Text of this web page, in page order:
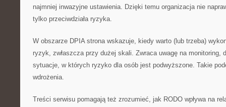
najmniej inwazyjne ustawienia. Dzięki temu organizacja nie
tylko przeciwdziała ryzyka.
W obszarze DPIA strona wskazuje, kiedy warto (lub trzeba)
ryzyk, zwłaszcza przy dużej skali. Zwraca uwagę na monitoring,
sytuacje, w których ryzyko dla osób jest podwyższone. Takie
wdrożenia.
Treści serwisu pomagają też zrozumieć, jak RODO wpływa na